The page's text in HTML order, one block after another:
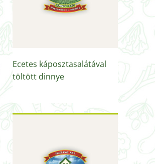
Ecetes káposztasalátával
töltött dinnye